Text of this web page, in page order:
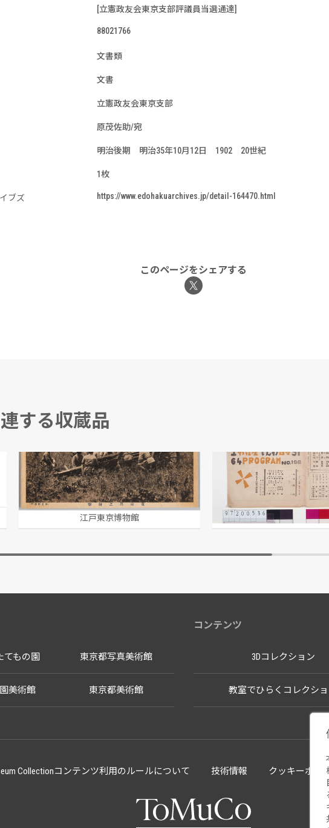
[立憲政友会東京支部評議員当選通達]
88021766
文書類
文書
立憲政友会東京支部
原茂佐助/宛
明治後期 明治35年10月12日 1902 20世紀
1枚
ブズ https://www.edohakuarchives.jp/detail-164470.html
このページをシェアする
する収蔵品
野戦重砲兵射撃演習絵葉書
江戸東京博物館
越野賢二/編
江戸東京博物
てもの園 東京都写真美術館
美術館 東京都美術館
コンテンツ
3Dコレクション
教室でひらくコレクシ
Collectionコンテンツ利用のルールについて 技術情報 クッキーポリ